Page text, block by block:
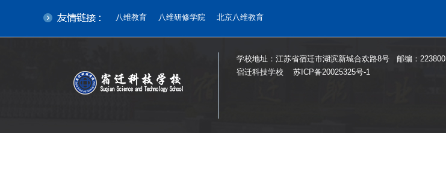
八维教育 八维研修学院 北京八维教育
学校地址：江苏省宿迁市湖滨新城合欢路8号 邮编：223800
宿迁科技学校 苏ICP备20025325号-1